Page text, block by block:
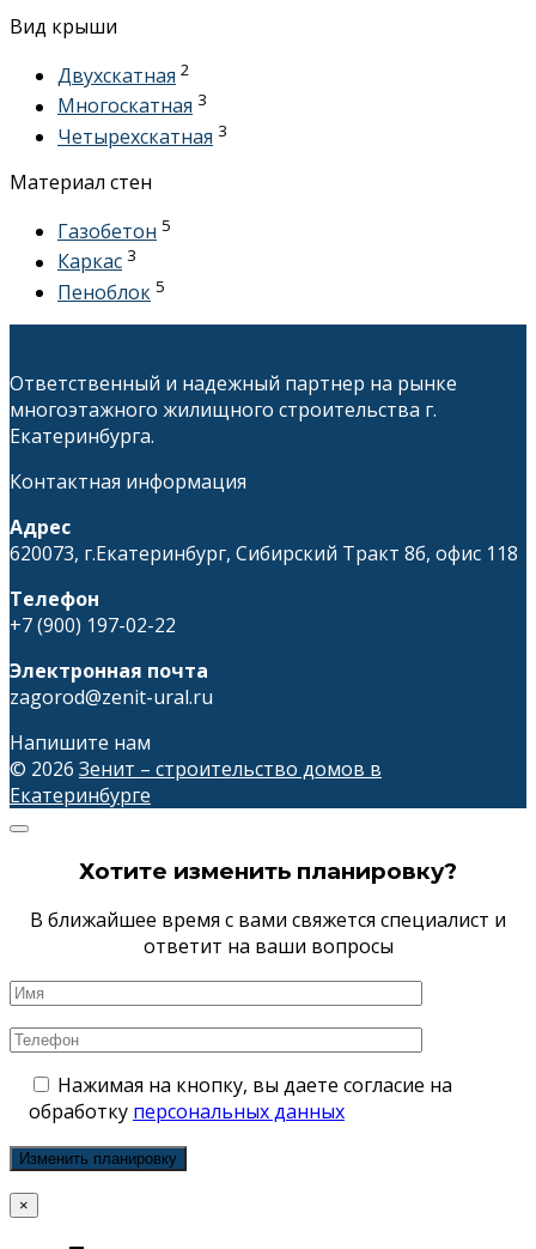
Вид крыши
Двухскатная 2
Многоскатная 3
Четырехскатная 3
Материал стен
Газобетон 5
Каркас 3
Пеноблок 5
Ответственный и надежный партнер на рынке
многоэтажного жилищного строительства г.
Екатеринбурга.
Контактная информация
Адрес
620073, г.Екатеринбург, Сибирский Тракт 8б, офис 118
Телефон
+7 (900) 197-02-22
Электронная почта
zagorod@zenit-ural.ru
Напишите нам
© 2026 Зенит – строительство домов в
Екатеринбурге
Хотите изменить планировку?
В ближайшее время с вами свяжется специалист и
ответит на ваши вопросы
Нажимая на кнопку, вы даете согласие на
обработку персональных данных
×